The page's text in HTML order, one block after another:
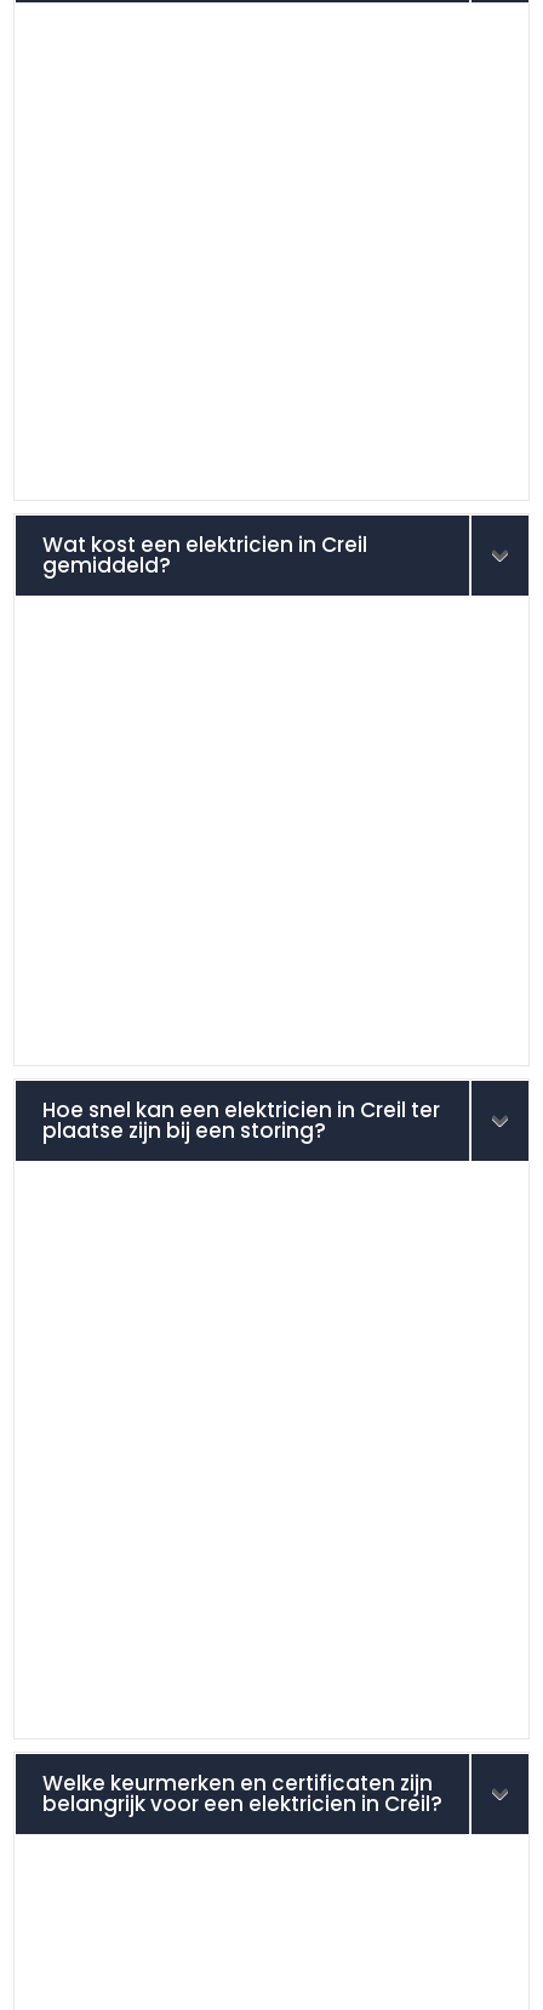
Wat kost een elektricien in Creil
gemiddeld?
Hoe snel kan een elektricien in Creil ter
plaatse zijn bij een storing?
Welke keurmerken en certificaten zijn
belangrijk voor een elektricien in Creil?